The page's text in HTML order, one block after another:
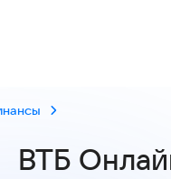
ВТБ